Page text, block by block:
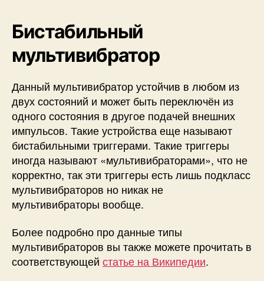
Бистабильный
мультивибратор
Данный мультивибратор устойчив в любом из
двух состояний и может быть переключён из
одного состояния в другое подачей внешних
импульсов. Такие устройства еще называют
бистабильными триггерами. Такие триггеры
иногда называют «мультивибраторами», что не
корректно, так эти триггеры есть лишь подкласс
мультивибраторов но никак не
мультивибраторы вообще.
Более подробно про данные типы
мультивибраторов вы также можете прочитать в
соответствующей статье на Википедии.